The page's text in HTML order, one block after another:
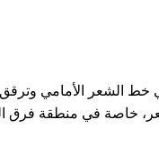
الشعر الأمامي
خاصة في منطقة